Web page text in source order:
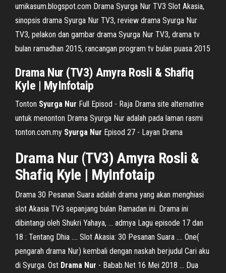
umikasum.blogspot.com Drama Syurga Nur TV3 Slot Akasia,
sinopsis drama Syurga Nur TV3, review drama Syurga Nur
TV3, pelakon dan gambar drama Syurga Nur TV3, drama tv
bulan ramadhan 2015, rancangan program tv bulan puasa 2015
Drama Nur (TV3) Amyra Rosli & Shafiq
Kyle | MyInfotaip
Tonton Syurga Nur Full Episod - Raja Drama site alternative
untuk menonton Drama Syurga Nur adalah pada laman rasmi
tonton.com.my Syurga Nur Episod 27 - Layan Drama
Drama Nur(TV3) Amyra Rosli &
Shafiq Kyle | MyInfotaip
Drama 30 Pesanan Suara adalah drama yang akan menghiasi
slot Akasia TV3 sepanjang bulan Ramadan ini. Drama ini
dibintangi oleh Shukri Yahaya, ... admya Lagu episode 17 dan
18 : Tentang Dhia .... Slot Akasia: 30 Pesanan Suara .... One(
pengarah drama Nur) kembali dengan naskah berjudul Cari aku
di Syurga. Ost Drama Nur - Babab.Net 16 Mei 2018 ... Dua